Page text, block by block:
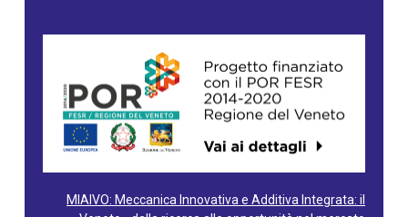
MIAIVO: Meccanica Innovativa e Additiva Integrata: il